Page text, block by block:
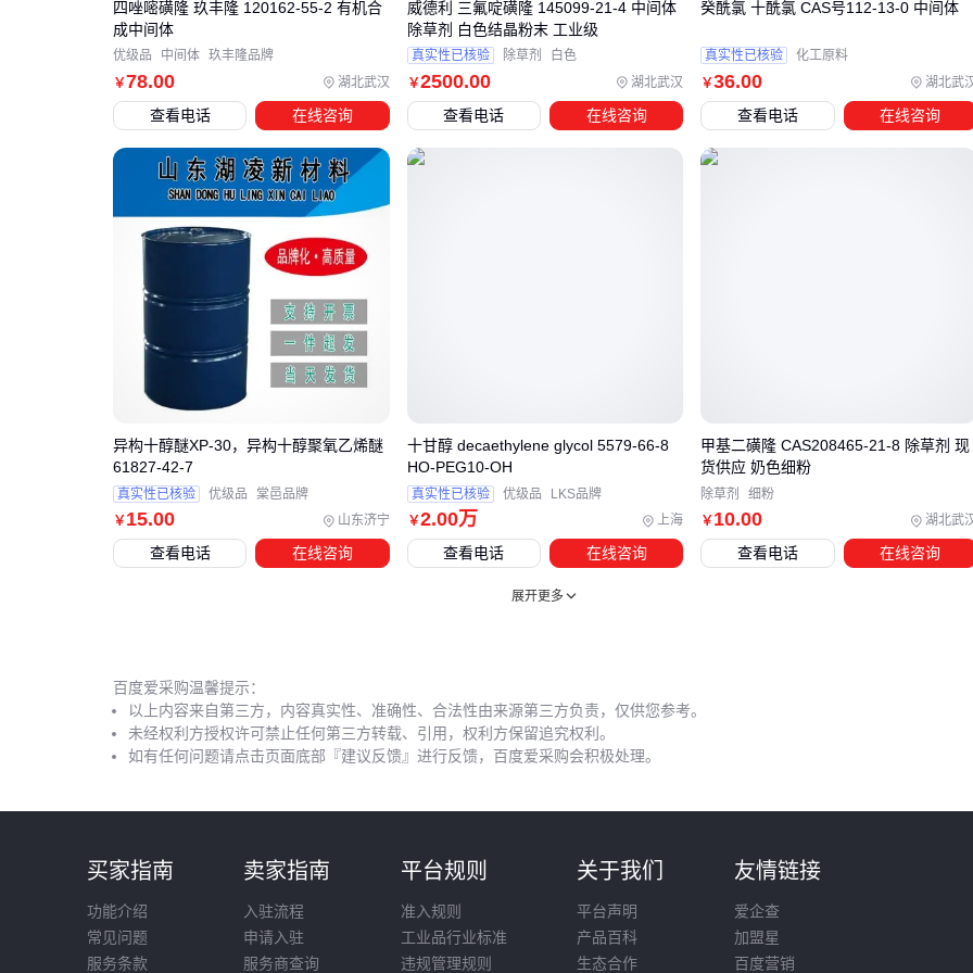
自走式喷药机
助剂的选择同样关键，合适的增效剂能提升药液在杂草叶面的
附着和渗透。
可改善药液润湿性
五、施药后的水肥管理如何避免药害
双草醚十吡嘧磺隆施药后3天内保持田间浅水层很关键，水深
过5厘米可能稀释药效，完全排水则影响杂草吸收。遇到大雨
刷需要补喷，但要注意安全间隔期。
施肥时间需要调整：
配药时使用专用
这些细节操作直接影响最终防治效果，需要根据水稻长势和天
双草醚十吡嘧磺隆的有效使用需要建立场景化思维：先明确田
块杂草谱和抗性情况，再匹配适合的器械与助剂，最后通过精
准的水肥管理实现最佳防治效果。配套设备和使用细节不是次
￥78.00 湖北武汉
四唑嘧磺隆 玖丰隆 120162-55-2 有机合
成中间体
优级品 中间体 玖丰隆品牌
查看电话 在线咨询
￥2500.00 湖北武汉
威德利 三氟啶磺隆 145099-21-4 中间体
除草剂 白色结晶粉末 工业级
真实性已核验 除草剂 白色
查看电话 在线咨询
￥36.00 湖北武
癸酰氯 十酰氯 CAS号112-13-0 中间体
真实性已核验 化工原料
查看电话 在线咨询
￥ 15.00 山东济宁
异构十醇醚XP-30，异构十醇聚氧乙烯醚
61827-42-7
真实性已核验 优级品 棠邑品牌
查看电话 在线咨询
￥2.00万 上海
十甘醇 decaethylene glycol 5579-66-8
HO-PEG10-OH
真实性已核验 优级品 LKS品牌
查看电话 在线咨询
￥ 10.00 湖北武
甲基二磺隆 CAS208465-21-8 除草剂 现
货供应 奶色细粉
除草剂 细粉
查看电话 在线咨询
展开更多
百度爱采购温馨提示：
以上内容来自第三方，内容真实性、准确性、合法性由来源第三方负责，仅供您参考。
未经权利方授权许可禁止任何第三方转载、引用，权利方保留追究权利。
如有任何问题请点击页面底部『建议反馈』进行反馈，百度爱采购会积极处理。
买家指南
功能介绍
常见问题
服务条款
卖家指南
入驻流程
申请入驻
服务商查询
平台规则
准入规则
工业品行业标准
违规管理规则
关于我们
平台声明
产品百科
生态合作
友情链接
爱企查
加盟星
百度营销